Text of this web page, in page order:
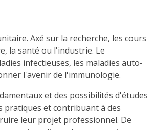
Axé sur la recherche, les cours
la santé ou l'industrie. Le
infectieuses, les maladies auto-
l'avenir de l'immunologie.
et des possibilités d'études
pratiques et contribuant à des
leur projet professionnel. De